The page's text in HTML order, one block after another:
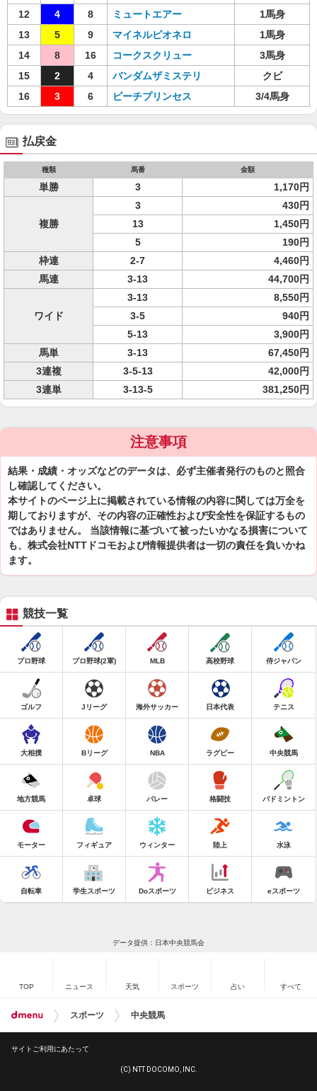
12
4 8 ミュートエアー
1馬身
13
5 9 マイネルピオネロ
1馬身
14
8 16 コークスクリュー
3馬身
15
2 4 バンダムザミステリ
クビ
16
3 6 ピーチプリンセス 3/4馬身
払戻金
種類 馬番 金額
単勝 3 1,170円
複勝
3
430円
13
1,450円
5
190円
枠連
2-7
4,460円
馬連
3-13 44,700円
ワイド
3-13
8,550円
3-5
940円
5-13
3,900円
馬単
3-13
67,450円
3連複
3-5-13
42,000円
3連単
3-13-5 381,250円
注意事項
結果・成績・オッズなどのデータは、必ず主催者発行のものと照合
し確認してください。
本サイトのページ上に掲載されている情報の内容に関しては万全を
期しておりますが、その内容の正確性および安全性を保証するもの
ではありません。 当該情報に基づいて被ったいかなる損害について
も、株式会社NTTドコモおよび情報提供者は一切の責任を負いかね
ます。
競技一覧
プロ野球 プロ野球(2軍) MLB 高校野球 侍ジャパン
ゴルフ Jリーグ 海外サッカー 日本代表 テニス
大相撲 Bリーグ NBA ラグビー 中央競馬
地方競馬 卓球 バレー 格闘技 バドミントン
モーター フィギュア ウィンター 陸上 水泳
自転車 学生スポーツ Doスポーツ ビジネス eスポーツ
データ提供：日本中央競馬会
TOP ニュース 天気 スポーツ 占い すべて
スポーツ 中央競馬
サイトご利用にあたって
(C) NTT DOCOMO, INC.